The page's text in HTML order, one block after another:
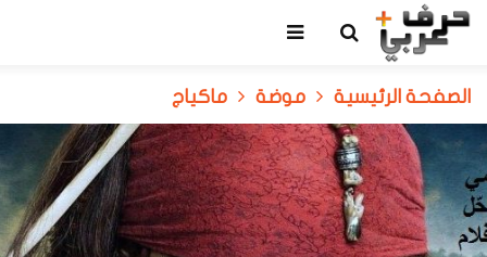
الصفحة الرئيسية موضة ماكياج